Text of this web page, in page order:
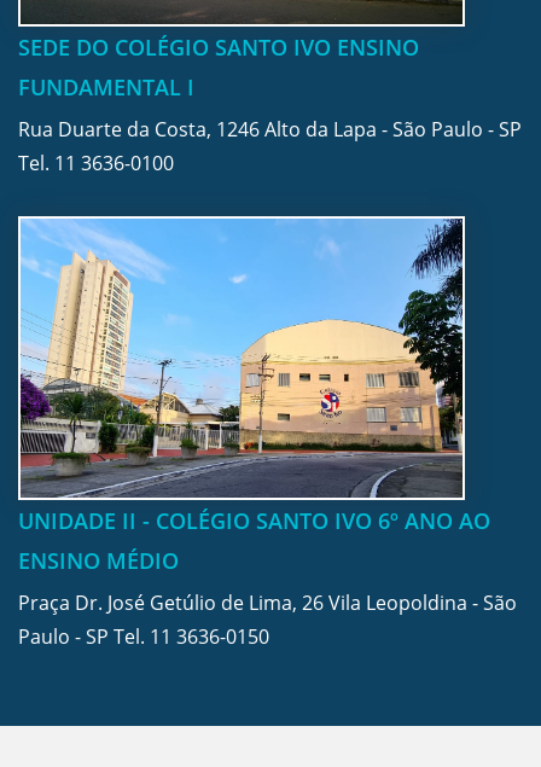
SEDE DO COLÉGIO SANTO IVO ENSINO
FUNDAMENTAL I
Rua Duarte da Costa, 1246 Alto da Lapa - São Paulo - SP
Tel. 11 3636-0100
UNIDADE II - COLÉGIO SANTO IVO 6º ANO AO
ENSINO MÉDIO
Praça Dr. José Getúlio de Lima, 26 Vila Leopoldina - São
Paulo - SP Tel. 11 3636-0150